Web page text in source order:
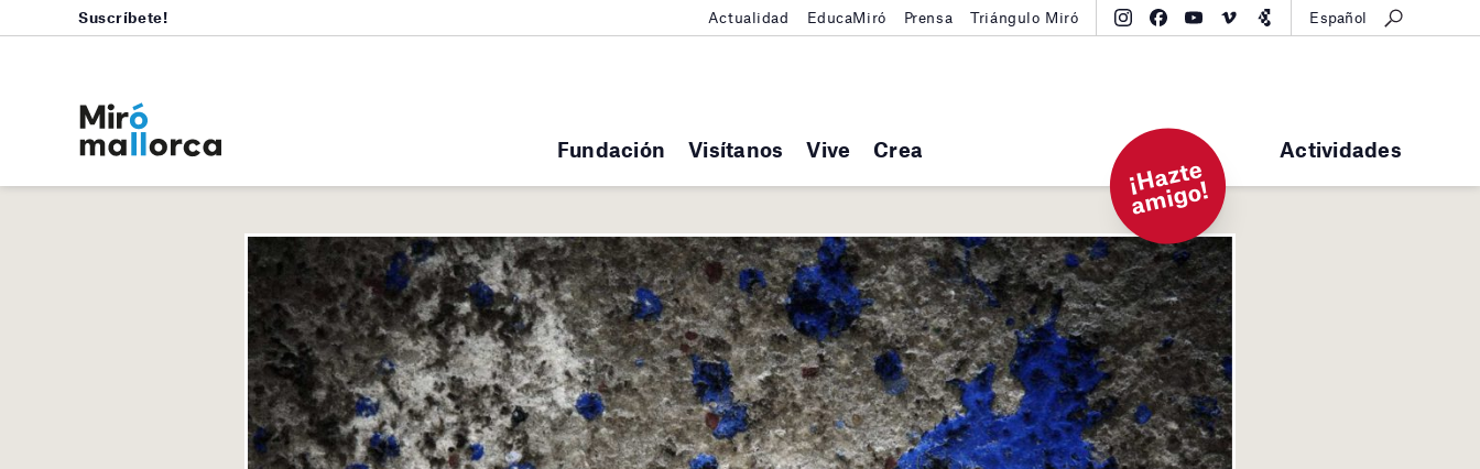
Fundación Visítanos Vive Crea Actividades
Suscríbete! Actualidad EducaMiró Prensa Triángulo Miró Español
¡
H
a
zt
e
a
mi
g
o!